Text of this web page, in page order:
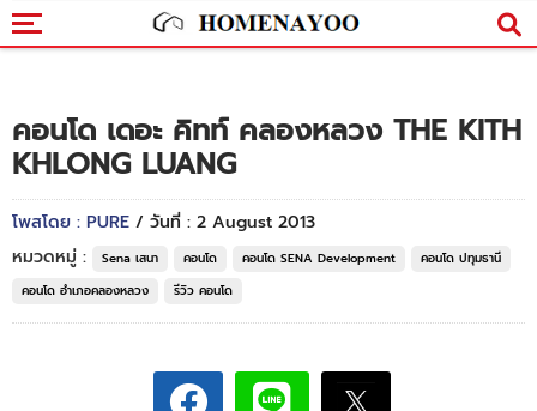
คอนโด เดอะ คิทท์ คลองหลวง THE KITH
KHLONG LUANG
โพสโดย : PURE / วันที่ : 2 August 2013
หมวดหมู่ :
Sena เสนา คอนโด คอนโด SENA Development
คอนโด ปทุมธานี
คอนโด อำเภอคลองหลวง
รีวิว คอนโด